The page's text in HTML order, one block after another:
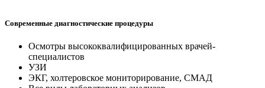
Современные диагностические процедуры
Осмотры высококвалифицированных врачей-
специалистов
УЗИ
ЭКГ, холтеровское мониторирование, СМАД